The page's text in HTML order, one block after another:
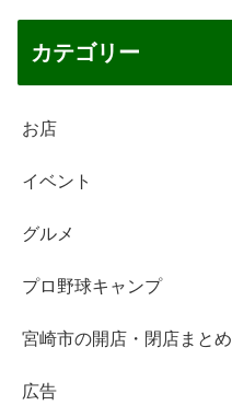
カテゴリー
お店
イベント
グルメ
プロ野球キャンプ
宮崎市の開店・閉店まとめ
広告